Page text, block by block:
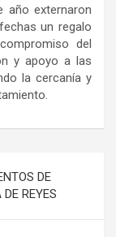
año externaron
un regalo
del
y apoyo a las
la cercanía y
DE
REYES